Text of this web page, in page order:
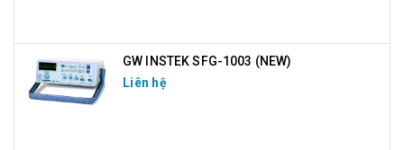
GW INSTEK SFG-1003 (NEW)
Liên hệ